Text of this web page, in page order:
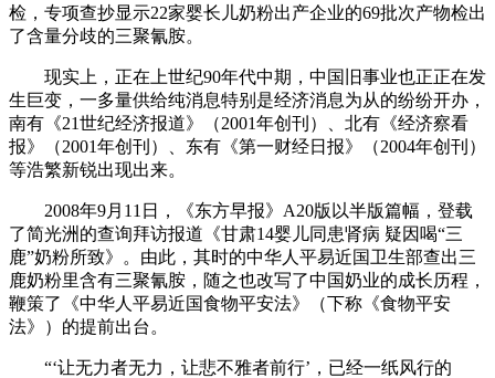
检，专项查抄显示22家婴长儿奶粉出产企业的69批次产物检出
了含量分歧的三聚氰胺。
现实上，正在上世纪90年代中期，中国旧事业也正正在发
生巨变，一多量供给纯消息特别是经济消息为从的纷纷开办，
南有《21世纪经济报道》（2001年创刊）、北有《经济察看
报》（2001年创刊）、东有《第一财经日报》（2004年创刊）
等浩繁新锐出现出来。
2008年9月11日，《东方早报》A20版以半版篇幅，登载
了简光洲的查询拜访报道《甘肃14婴儿同患肾病 疑因喝“三
鹿”奶粉所致》。由此，其时的中华人平易近国卫生部查出三
鹿奶粉里含有三聚氰胺，随之也改写了中国奶业的成长历程，
鞭策了《中华人平易近国食物平安法》（下称《食物平安
法》）的提前出台。
“‘让无力者无力，让悲不雅者前行’，已经一纸风行的